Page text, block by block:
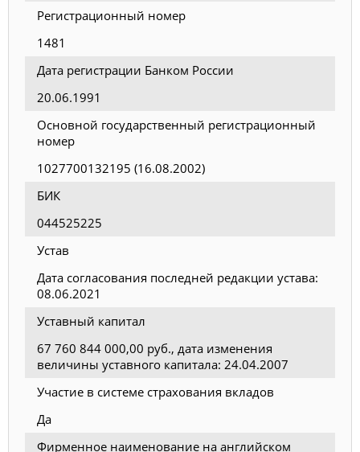
Регистрационный номер
1481
Дата регистрации Банком России
20.06.1991
Основной государственный регистрационный
номер
1027700132195 (16.08.2002)
БИК
044525225
Устав
Дата согласования последней редакции устава:
08.06.2021
Уставный капитал
67 760 844 000,00 руб., дата изменения
величины уставного капитала: 24.04.2007
Участие в системе страхования вкладов
Да
Фирменное наименование на английском